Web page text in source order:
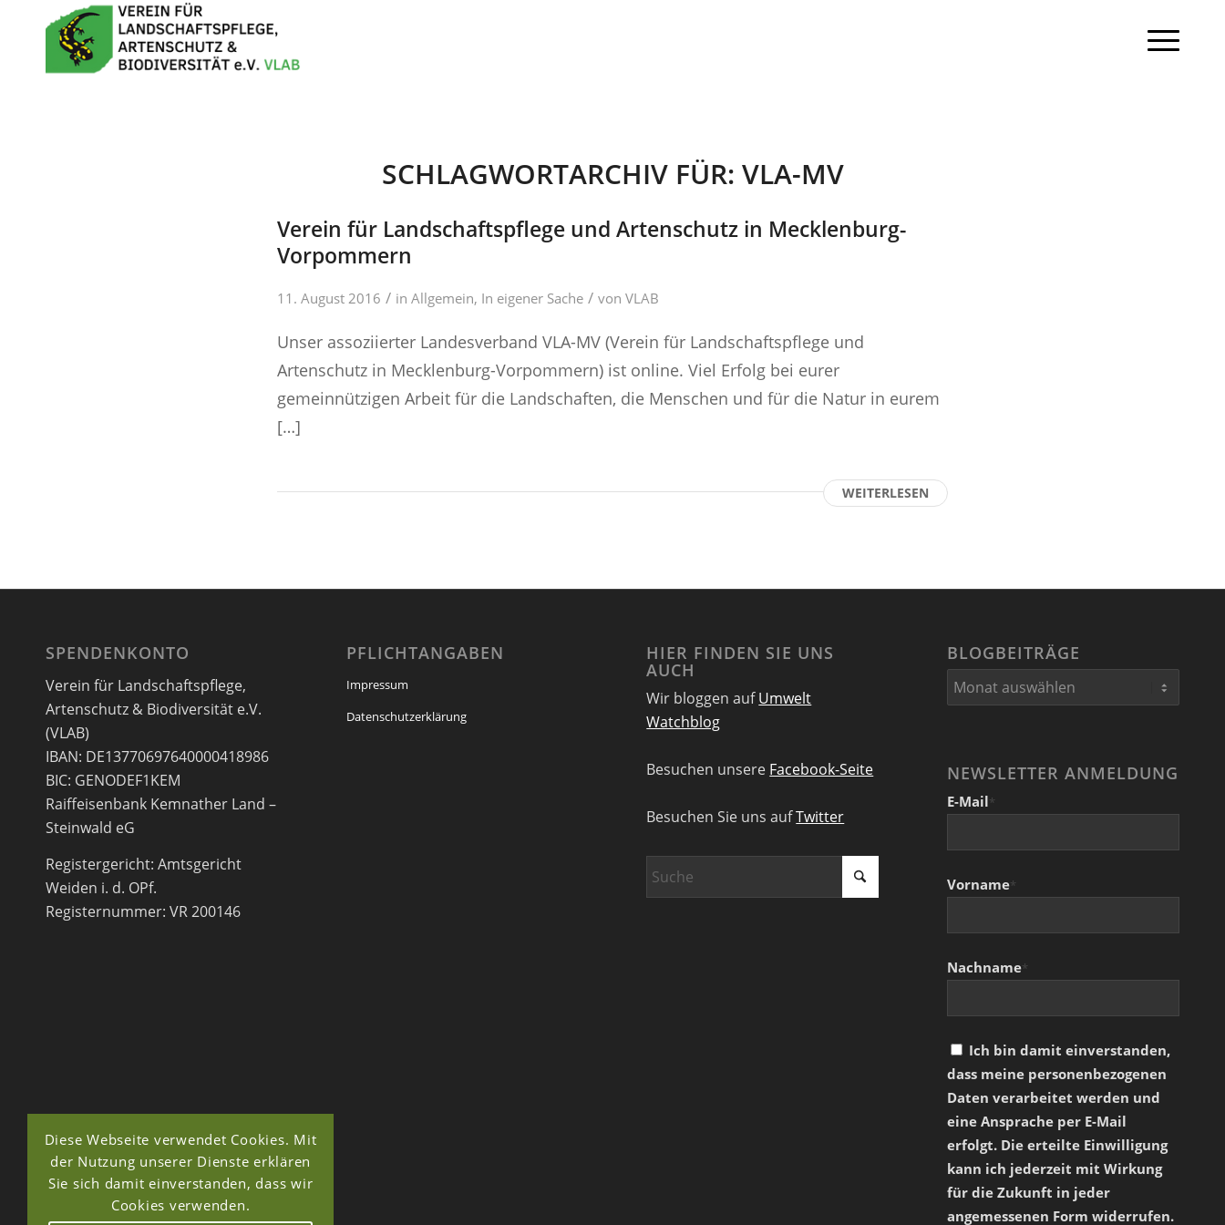
SCHLAGWORTARCHIV FÜR: VLA-MV
Verein für Landschaftspflege und Artenschutz in Mecklenburg-
Vorpommern
11. August 2016 / in Allgemein, In eigener Sache / von VLAB
Unser assoziierter Landesverband VLA-MV (Verein für Landschaftspflege und
Artenschutz in Mecklenburg-Vorpommern) ist online. Viel Erfolg bei eurer
gemeinnützigen Arbeit für die Landschaften, die Menschen und für die Natur in eurem
[…]
WEITERLESEN
SPENDENKONTO
Verein für Landschaftspflege,
Artenschutz & Biodiversität e.V.
(VLAB)
IBAN: DE13770697640000418986
BIC: GENODEF1KEM
Raiffeisenbank Kemnather Land –
Steinwald eG
Registergericht: Amtsgericht
Weiden i. d. OPf.
Registernummer: VR 200146
PFLICHTANGABEN
Impressum
Datenschutzerklärung
HIER FINDEN SIE UNS
AUCH
Wir bloggen aufUmwelt
Watchblog
Besuchen unsere Facebook-Seite
Besuchen Sie uns aufTwitter
BLOGBEITRÄGE
NEWSLETTER ANMELDUNG
E-Mail*
Vorname*
Nachname*
Ich bin damit einverstanden,
dass meine personenbezogenen
Daten verarbeitet werden und
eine Ansprache per E-Mail
erfolgt. Die erteilte Einwilligung
kann ich jederzeit mit Wirkung
für die Zukunft in jeder
angemessenen Form widerrufen.
Diese Webseite verwendet Cookies. Mit
der Nutzung unserer Dienste erklären
Sie sich damit einverstanden, dass wir
Cookies verwenden.